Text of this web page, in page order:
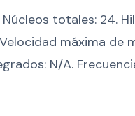
totales: 24.
máxima de
N/A.